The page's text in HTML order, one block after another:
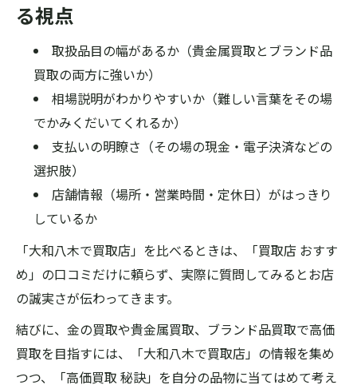
る視点
取扱品目の幅があるか（貴金属買取とブランド品
買取の両方に強いか）
相場説明がわかりやすいか（難しい言葉をその場
でかみくだいてくれるか）
支払いの明瞭さ（その場の現金・電子決済などの
選択肢）
店舗情報（場所・営業時間・定休日）がはっきり
しているか
「大和八木で買取店」を比べるときは、「買取店 おすす
め」の口コミだけに頼らず、実際に質問してみるとお店
の誠実さが伝わってきます。
結びに、金の買取や貴金属買取、ブランド品買取で高価
買取を目指すには、「大和八木で買取店」の情報を集め
つつ、「高価買取 秘訣」を自分の品物に当てはめて考え